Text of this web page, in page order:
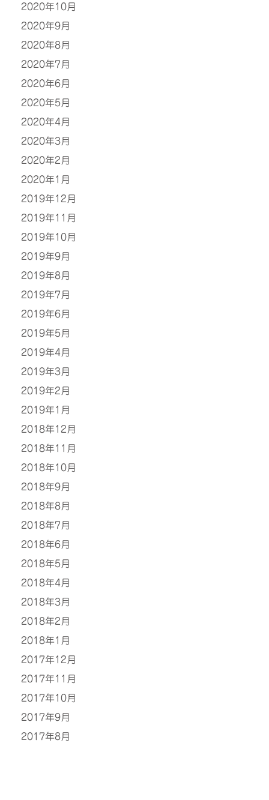
2020年10月
2020年9月
2020年8月
2020年7月
2020年6月
2020年5月
2020年4月
2020年3月
2020年2月
2020年1月
2019年12月
2019年11月
2019年10月
2019年9月
2019年8月
2019年7月
2019年6月
2019年5月
2019年4月
2019年3月
2019年2月
2019年1月
2018年12月
2018年11月
2018年10月
2018年9月
2018年8月
2018年7月
2018年6月
2018年5月
2018年4月
2018年3月
2018年2月
2018年1月
2017年12月
2017年11月
2017年10月
2017年9月
2017年8月